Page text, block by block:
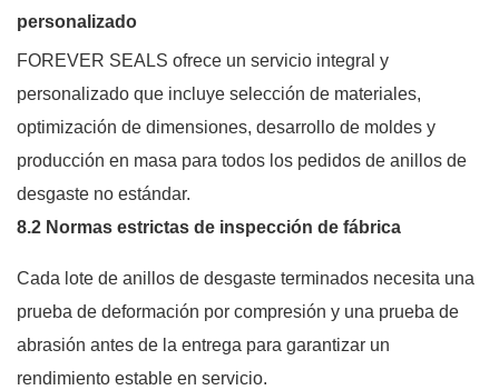
personalizado
FOREVER SEALS ofrece un servicio integral y
personalizado que incluye selección de materiales,
optimización de dimensiones, desarrollo de moldes y
producción en masa para todos los pedidos de anillos de
desgaste no estándar.
8.2 Normas estrictas de inspección de fábrica
Cada lote de anillos de desgaste terminados necesita una
prueba de deformación por compresión y una prueba de
abrasión antes de la entrega para garantizar un
rendimiento estable en servicio.